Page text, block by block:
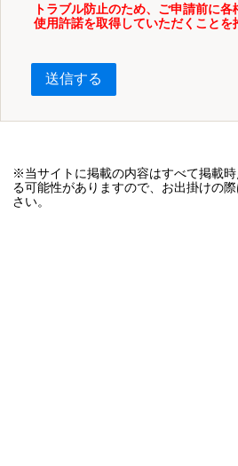
トラブル防止のため、ご申請前に
使用許諾を取得していただくことを
送信する
※当サイトに掲載の内容はすべて掲載
る可能性がありますので、お出掛けの
さい。